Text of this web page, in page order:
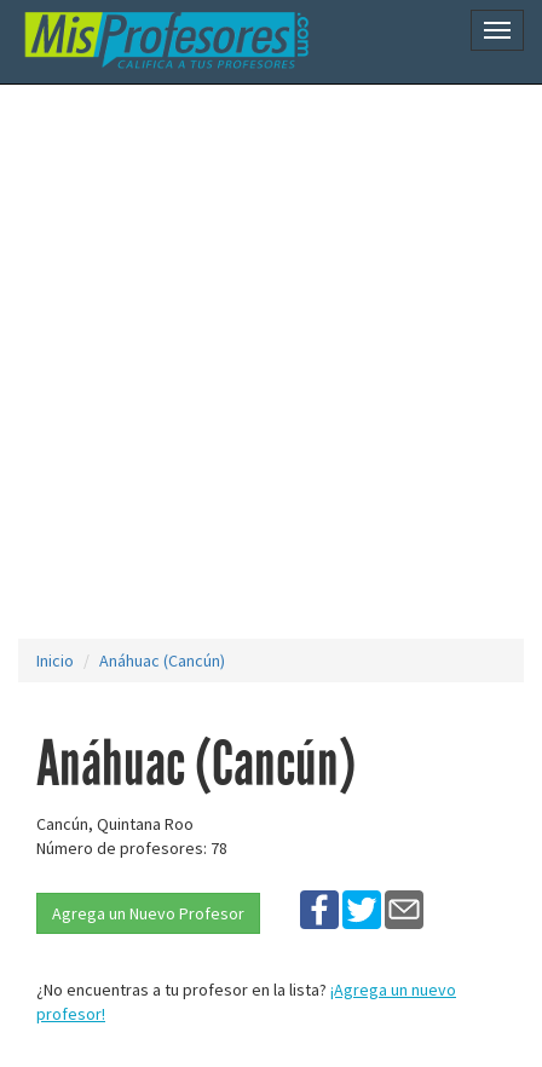
Inicio Anáhuac (Cancún)
Anáhuac (Cancún)
Cancún, Quintana Roo
Número de profesores: 78
Agrega un Nuevo Profesor
¿No encuentras a tu profesor en la lista? ¡Agrega un nuevo
profesor!